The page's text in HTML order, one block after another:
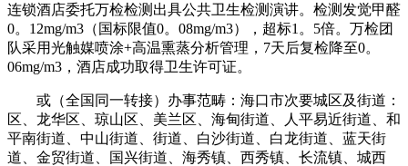
连锁酒店委托万检检测出具公共卫生检测演讲。检测发觉甲醛
0。12mg/m3（国标限值0。08mg/m3），超标1。5倍。万检团
队采用光触媒喷涂+高温熏蒸分析管理，7天后复检降至0。
06mg/m3，酒店成功取得卫生许可证。
或（全国同一转接）办事范畴：海口市次要城区及街道：
区、龙华区、琼山区、美兰区、海甸街道、人平易近街道、和
平南街道、中山街道、街道、白沙街道、白龙街道、蓝天街
道、金贸街道、国兴街道、海秀镇、西秀镇、长流镇、城西